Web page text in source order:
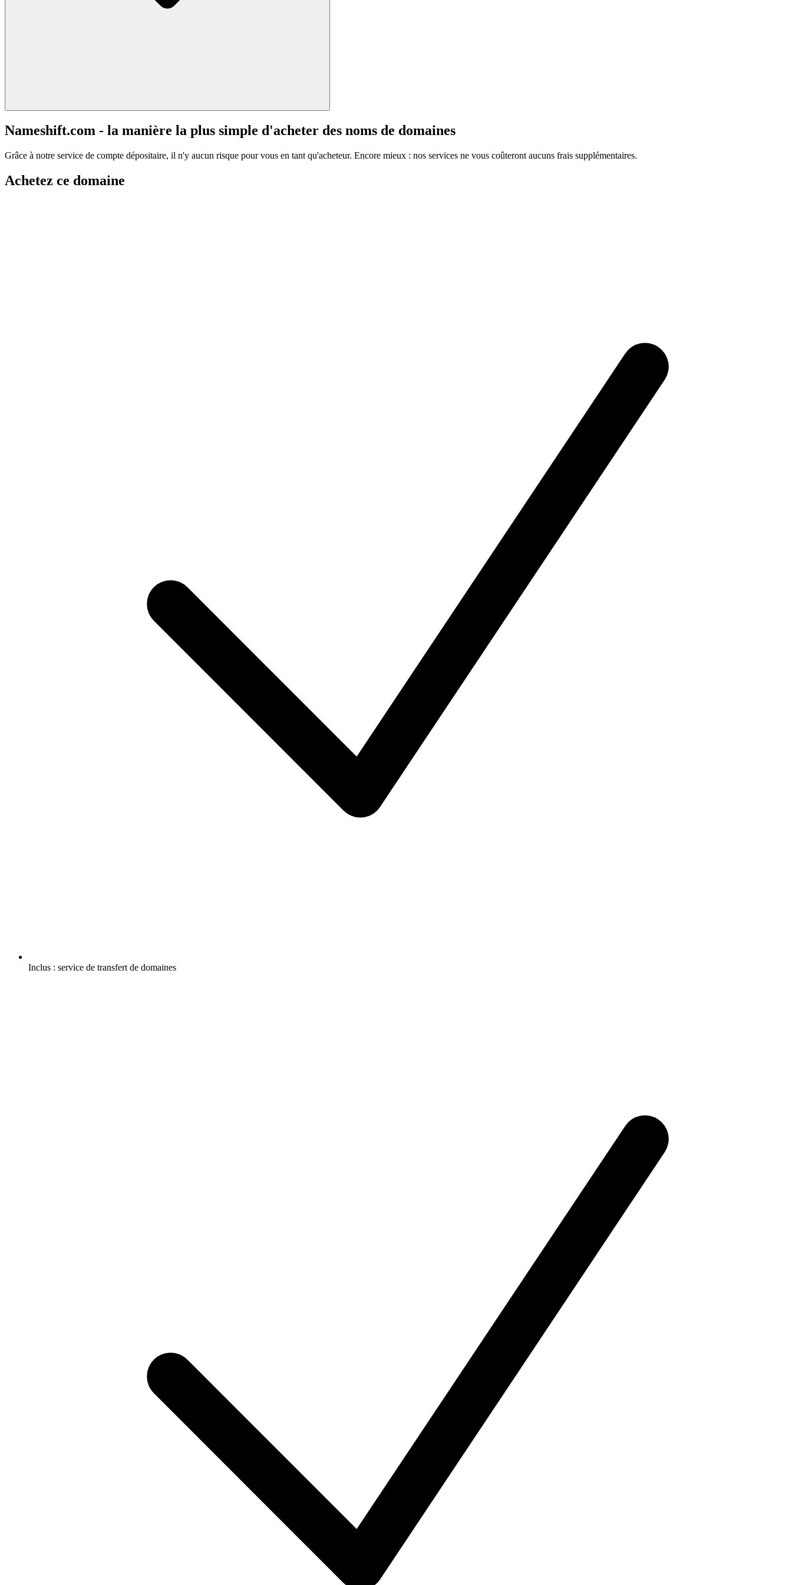
Nameshift.com - la manière la plus simple d'acheter des noms de domaines
Grâce à notre service de compte dépositaire, il n'y aucun risque pour vous en tant qu'acheteur. Encore mieux : nos services ne vous coûteront aucuns frais supplémentaires.
Achetez ce domaine
Inclus : service de transfert de domaines